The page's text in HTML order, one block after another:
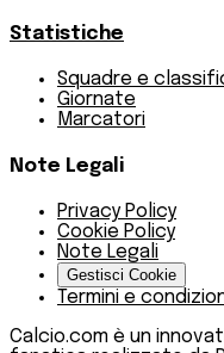
Statistiche
Squadre e
Giornate
Marcatori
Note Legali
Privacy Policy
Cookie Policy
Note Legali
Gestisci Cookie
Termini e
Calcio.com è un